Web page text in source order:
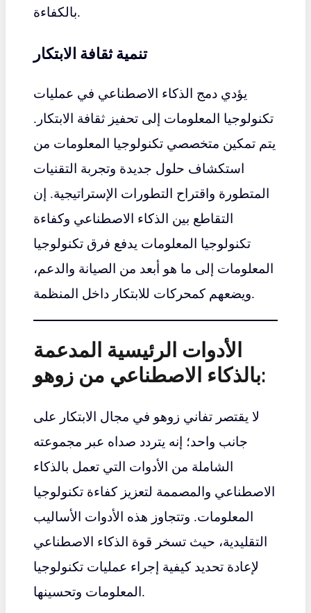
بالكفاءة.
تنمية ثقافة الابتكار
يؤدي دمج الذكاء الاصطناعي في عمليات
تكنولوجيا المعلومات إلى تحفيز ثقافة الابتكار.
يتم تمكين متخصصي تكنولوجيا المعلومات من
استكشاف حلول جديدة وتجربة التقنيات
المتطورة واقتراح التطورات الإستراتيجية. إن
التقاطع بين الذكاء الاصطناعي وكفاءة
تكنولوجيا المعلومات يدفع فرق تكنولوجيا
المعلومات إلى ما هو أبعد من الصيانة والدعم،
ويضعهم كمحركات للابتكار داخل المنظمة.
الأدوات الرئيسية المدعمة
بالذكاء الاصطناعي من زوهو:
لا يقتصر تفاني زوهو في مجال الابتكار على
جانب واحد؛ إنه يتردد صداه عبر مجموعته
الشاملة من الأدوات التي تعمل بالذكاء
الاصطناعي والمصممة لتعزيز كفاءة تكنولوجيا
المعلومات. وتتجاوز هذه الأدوات الأساليب
التقليدية، حيث تسخر قوة الذكاء الاصطناعي
لإعادة تحديد كيفية إجراء عمليات تكنولوجيا
المعلومات وتحسينها.